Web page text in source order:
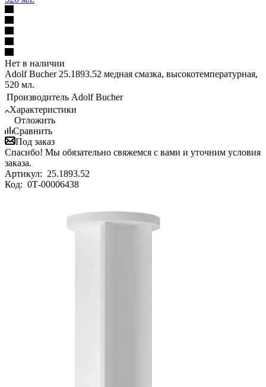
Нет в наличии
Adolf Bucher 25.1893.52 медная смазка, высокотемпературная,
520 мл.
Производитель Adolf Bucher
Характеристики
Отложить
Сравнить
Под заказ
Спасибо! Мы обязательно свяжемся с вами и уточним условия
заказа.
Артикул: 25.1893.52
Код: 0Т-00006438